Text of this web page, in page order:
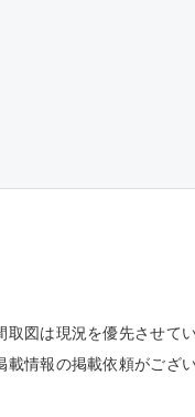
図は現況を優先させ
情報の掲載依頼がござ